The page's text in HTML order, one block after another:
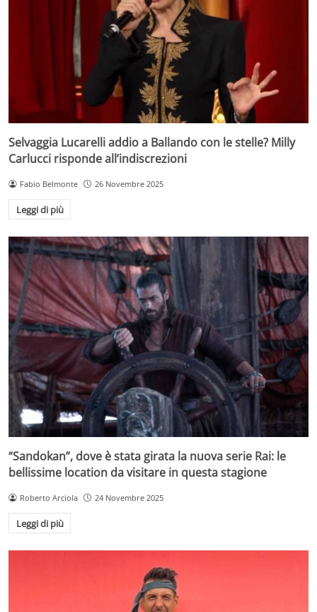
Selvaggia Lucarelli addio a Ballando con le stelle? Milly
Carlucci risponde all’indiscrezioni
Fabio Belmonte 26 Novembre 2025
Leggi di più
“Sandokan”, dove è stata girata la nuova serie Rai: le
bellissime location da visitare in questa stagione
Roberto Arciola 24 Novembre 2025
Leggi di più